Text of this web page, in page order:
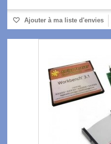
Ajouter à ma liste d'envies